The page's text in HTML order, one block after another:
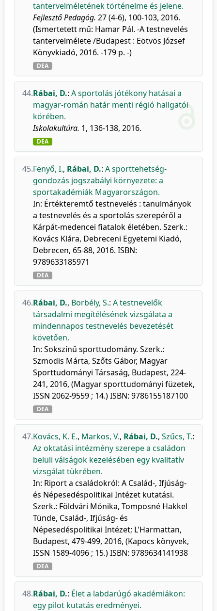
tantervelméletének történelme és jelene.
Fejlesztő Pedagóg. 27 (4-6), 100-103, 2016.
(Ismertetett mű: Hamar Pál. -A testnevelés
tantervelmélete /Budapest : Eötvös József
Könyvkiadó, 2016. -179 p. -)
DEA
44.Rábai, D.: A sportolás jótékony hatásai a
magyar-román határ menti régió hallgatói
körében.
Iskolakultúra. 1, 136-138, 2016.
DEA
45.Fenyő, I., Rábai, D.: A sporttehetség-
gondozás jogszabályi környezete: a
sportakadémiák Magyarországon.
In: Értékteremtő testnevelés : tanulmányok
a testnevelés és a sportolás szerepéről a
Kárpát-medencei fiatalok életében. Szerk.:
Kovács Klára, Debreceni Egyetemi Kiadó,
Debrecen, 65-88, 2016. ISBN:
9789633185971
DEA
46.Rábai, D., Borbély, S.: A testnevelők
társadalmi megítélésének vizsgálata a
mindennapos testnevelés bevezetését
követően.
In: Sokszínű sporttudomány. Szerk.:
Szmodis Márta, Szőts Gábor, Magyar
Sporttudományi Társaság, Budapest, 224-
241, 2016, (Magyar sporttudományi füzetek,
ISSN 2062-9559 ; 14.) ISBN: 9786155187100
DEA
47.Kovács, K. E., Markos, V., Rábai, D., Szűcs, T.:
Az oktatási intézmény szerepe a családon
belüli válságok kezelésében egy kvalitatív
vizsgálat tükrében.
In: Riport a családokról: A Család-, Ifjúság-
és Népesedéspolitikai Intézet kutatási.
Szerk.: Földvári Mónika, Tomposné Hakkel
Tünde, Család-, Ifjúság- és
Népesedéspolitikai Intézet; L'Harmattan,
Budapest, 479-499, 2016, (Kapocs könyvek,
ISSN 1589-4096 ; 15.) ISBN: 9789634141938
DEA
48.Rábai, D.: Élet a labdarúgó akadémiákon:
egy pilot kutatás eredményei.